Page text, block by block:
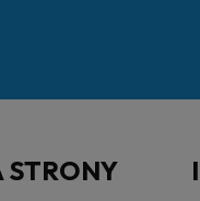
STRONY